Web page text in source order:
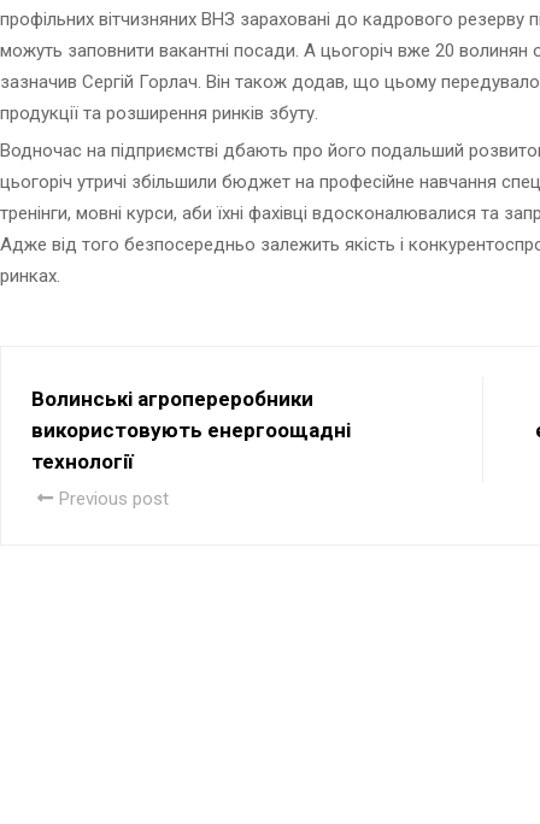
профільних вітчизняних ВНЗ зараховані до кадрового резерву
можуть заповнити вакантні посади. А цьогоріч вже 20 волинян
зазначив Сергій Горлач. Він також додав, що цьому
продукції та розширення ринків збуту.
Водночас на підприємстві дбають про його подальший
цьогоріч утричі збільшили бюджет на професійне навчання
тренінги, мовні курси, аби їхні фахівці вдосконалювалися та
Адже від того безпосередньо залежить якість і
ринках.
Волинські агропереробники
використовують енергоощадні
технології
Previous post